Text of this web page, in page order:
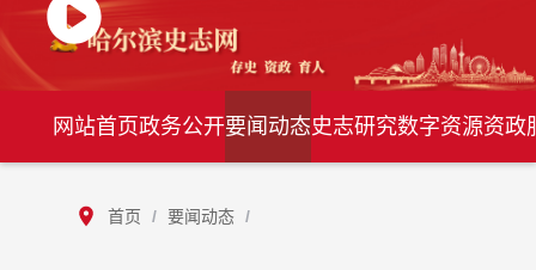
网站首页政务公开要闻动态史志研究数字资源资政
首页 / 要闻动态 /